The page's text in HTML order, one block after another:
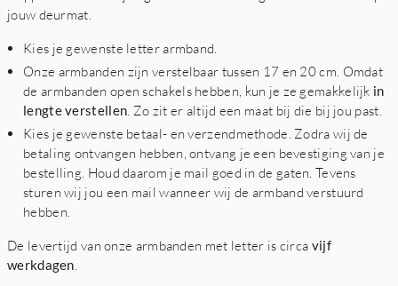
jouw deurmat.
Kies je gewenste letter armband.
Onze armbanden zijn verstelbaar tussen 17 en 20 cm. Omdat
de armbanden open schakels hebben, kun je ze gemakkelijk in
lengte verstellen . Zo zit er altijd een maat bij die bij jou past.
Kies je gewenste betaal- en verzendmethode. Zodra wij de
betaling ontvangen hebben, ontvang je een bevestiging van je
bestelling. Houd daarom je mail goed in de gaten. Tevens
sturen wij jou een mail wanneer wij de armband verstuurd
hebben.
De levertijd van onze armbanden met letter is circa vijf
werkdagen